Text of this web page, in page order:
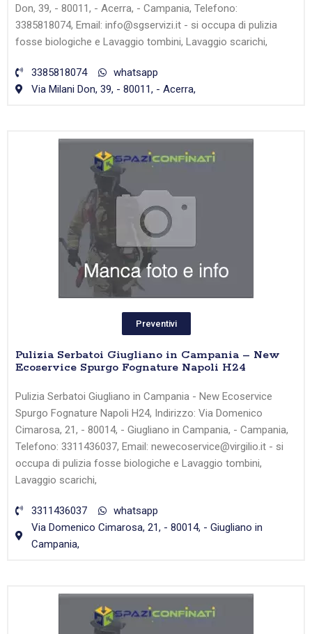
Don, 39, - 80011, - Acerra, - Campania, Telefono:
3385818074, Email: info@sgservizi.it - si occupa di pulizia
fosse biologiche e Lavaggio tombini, Lavaggio scarichi,
3385818074
whatsapp
Via Milani Don, 39, - 80011, - Acerra,
Preventivi
Pulizia Serbatoi Giugliano in Campania – New
Ecoservice Spurgo Fognature Napoli H24
Pulizia Serbatoi Giugliano in Campania - New Ecoservice
Spurgo Fognature Napoli H24, Indirizzo: Via Domenico
Cimarosa, 21, - 80014, - Giugliano in Campania, - Campania,
Telefono: 3311436037, Email: newecoservice@virgilio.it - si
occupa di pulizia fosse biologiche e Lavaggio tombini,
Lavaggio scarichi,
3311436037
whatsapp
Via Domenico Cimarosa, 21, - 80014, - Giugliano in
Campania,